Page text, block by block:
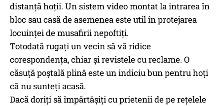
distanță hoții. Un sistem video montat la intrarea în
bloc sau casă de asemenea este util în protejarea
locuinței de musafirii nepoftiți.
Totodată rugați un vecin să vă ridice
corespondența, chiar și revistele cu reclame. O
căsuță poștală plină este un indiciu bun pentru hoți
că nu sunteți acasă.
Dacă doriți să împărtășiți cu prietenii de pe rețelele